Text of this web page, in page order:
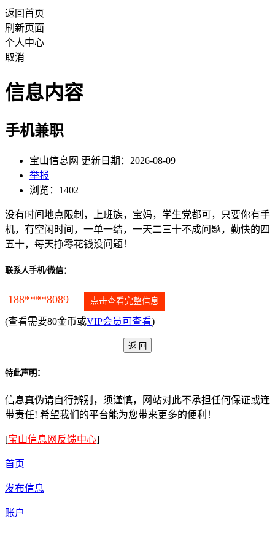
返回首页
刷新页面
个人中心
取消
信息内容
手机兼职
宝山信息网 更新日期：2026-08-09
举报
浏览：1402
没有时间地点限制，上班族，宝妈，学生党都可，只要你有手
机，有空闲时间，一单一结，一天二三十不成问题，勤快的四
五十，每天挣零花钱没问题！
联系人手机/微信：
188****8089 点击查看完整信息
(查看需要80金币或VIP会员可查看)
特此声明：
信息真伪请自行辨别，须谨慎，网站对此不承担任何保证或连
带责任! 希望我们的平台能为您带来更多的便利！
[宝山信息网反馈中心]
首页
发布信息
账户